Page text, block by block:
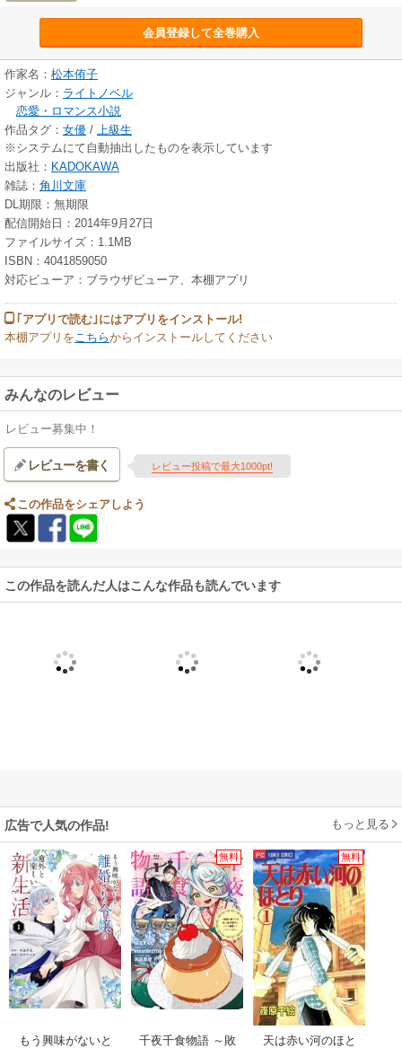
会員登録して全巻購入
作家名： 松本侑子
ジャンル： ライトノベル
恋愛・ロマンス小説
作品タグ： 女優 /
上級生
※システムにて自動抽出したものを表示しています
出版社： KADOKAWA
雑誌： 角川文庫
DL期限：無期限
配信開始日：2014年9月27日
ファイルサイズ：1.1MB
ISBN：4041859050
対応ビューア：ブラウザビューア、本棚アプリ
｢アプリで読む｣にはアプリをインストール!
本棚アプリを こちらからインストールしてください
みんなのレビュー
レビュー募集中！
レビューを書く レビュー投稿で最大1000pt!
この作品をシェアしよう
この作品を読んだ人はこんな作品も読んでいます
広告で人気の作品! もっと見る
もう興味がないと
無料
千夜千食物語 ～敗
無料
天は赤い河のほと